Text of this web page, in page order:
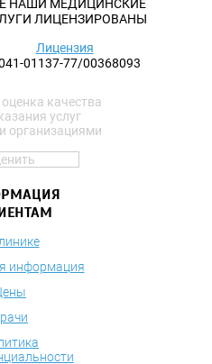
НАШИ МЕДИЦИНСКИЕ
ЛИЦЕНЗИРОВАНЫ
Лицензия
01137-77/00368093
качества
услуг
организациями
информация